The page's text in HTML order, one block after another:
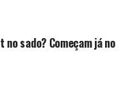
no sado? Começam já no